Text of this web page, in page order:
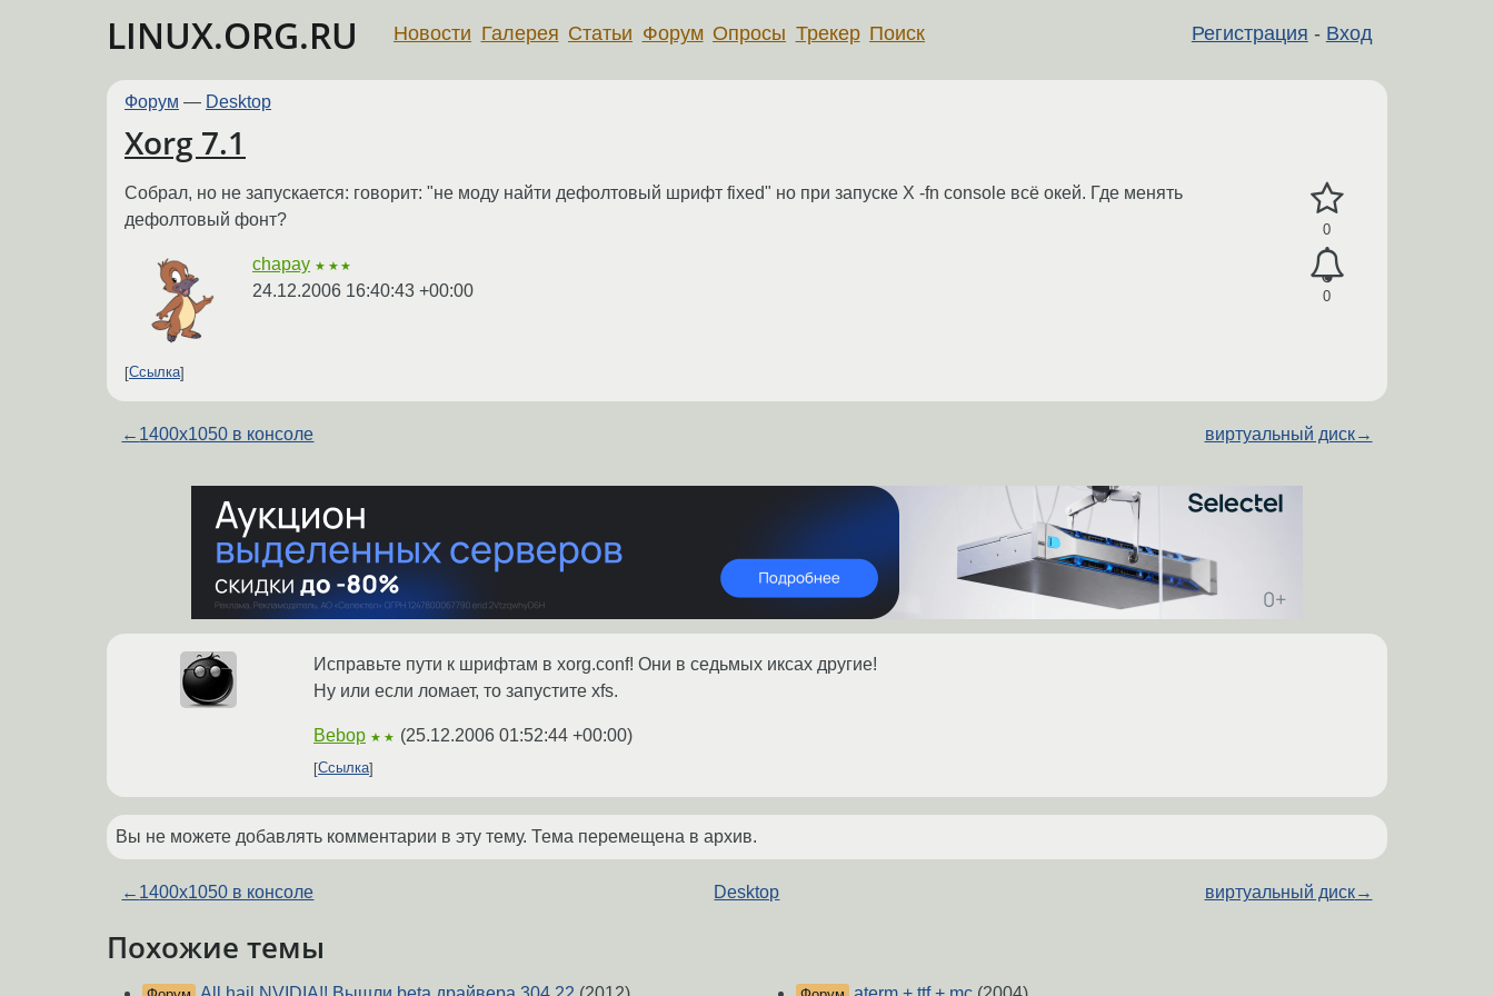
LINUX.ORG.RU Регистрация - Вход
Новости Галерея Статьи Форум Опросы Трекер Поиск
Форум — Desktop
Xorg 7.1
0
0
Собрал, но не запускается: говорит: "не моду найти дефолтовый шрифт fixed" но при запуске X -fn console всё окей. Где менять
дефолтовый фонт?
chapay ★★★
24.12.2006 16:40:43 +00:00
Ссылка
← 1400х1050 в консоле виртуальный диск→
Исправьте пути к шрифтам в xorg.conf! Они в седьмых иксах другие!
Ну или если ломает, то запустите xfs.
Bebop ★★ (25.12.2006 01:52:44 +00:00)
Ссылка
Вы не можете добавлять комментарии в эту тему. Тема перемещена в архив.
← 1400х1050 в консоле Desktop виртуальный диск→
Похожие темы